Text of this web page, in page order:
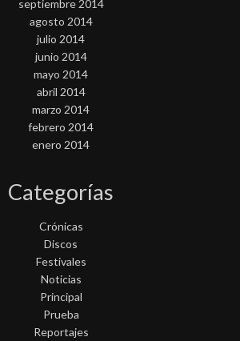
septiembre 2014
agosto 2014
julio 2014
junio 2014
mayo 2014
abril 2014
marzo 2014
febrero 2014
enero 2014
Categorías
Crónicas
Discos
Festivales
Noticias
Principal
Prueba
Reportajes